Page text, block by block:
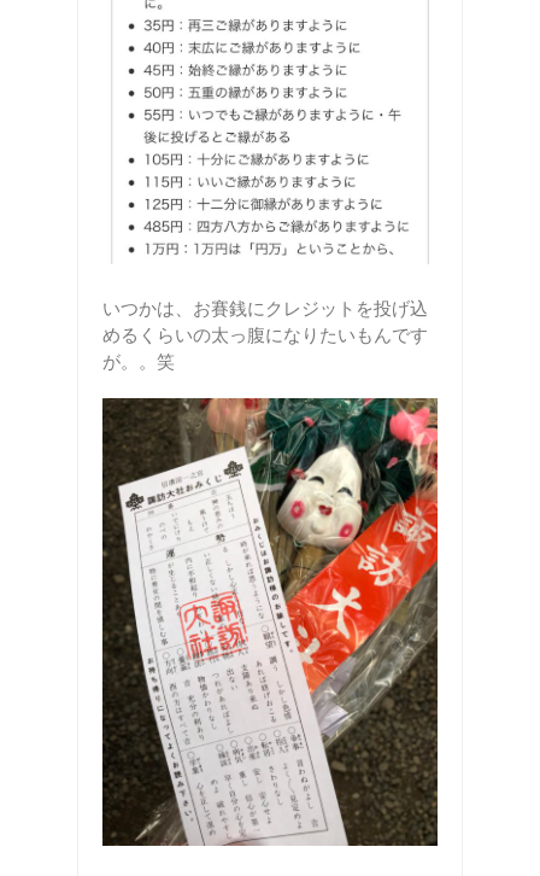
いつかは、お賽銭にクレジットを投げ込
めるくらいの太っ腹になりたいもんです
が。。笑